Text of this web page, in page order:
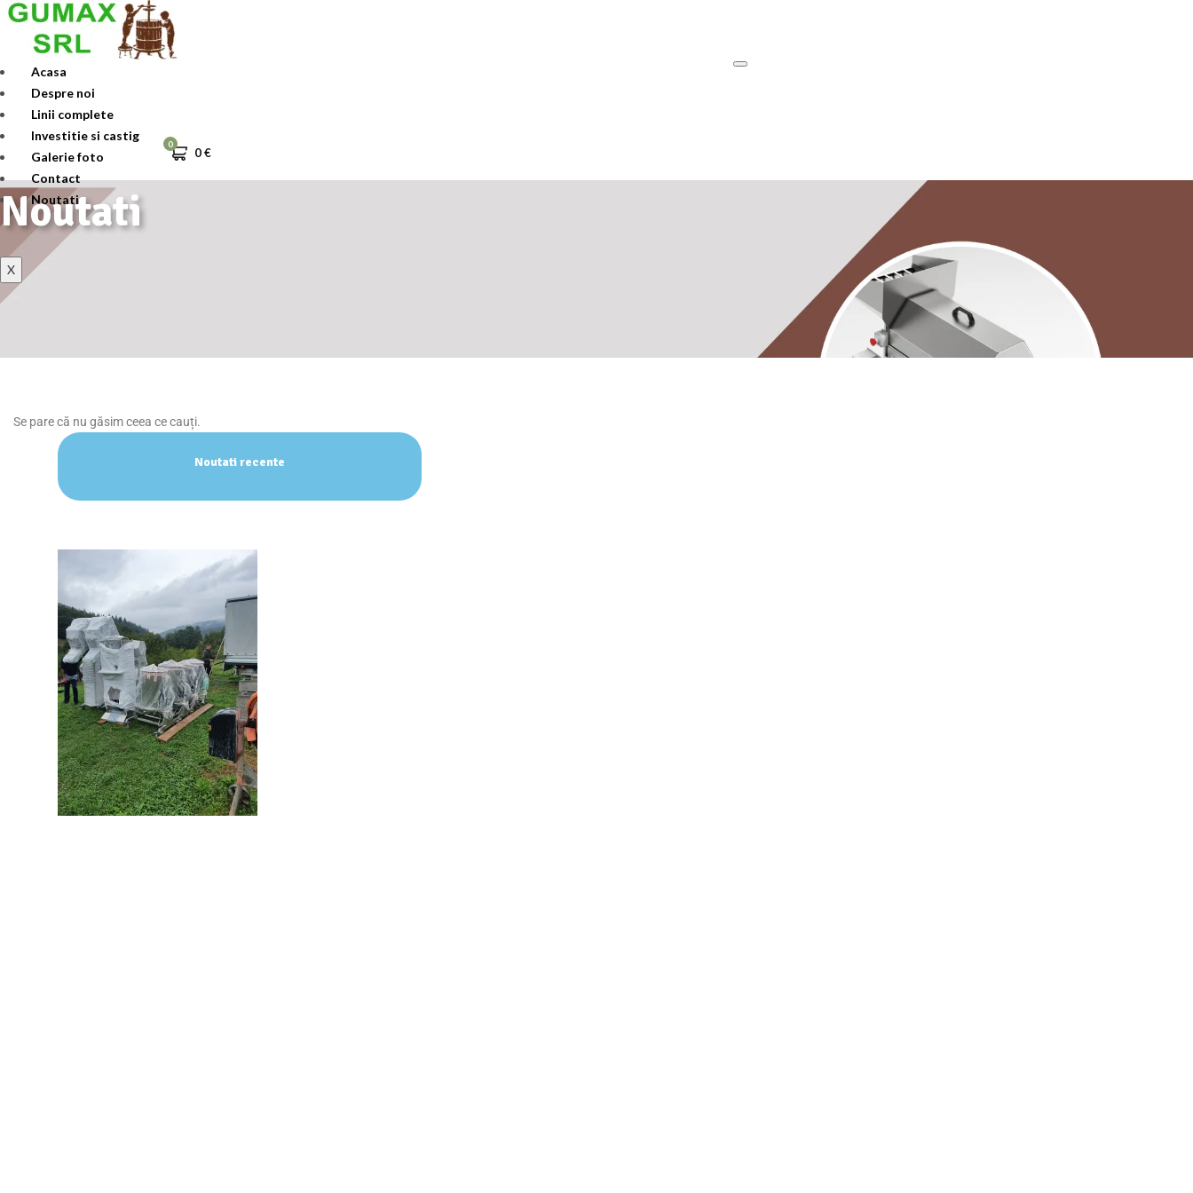
Skip
content
Acasa
Despre noi
Linii complete
Investitie si castig
Galerie foto
Contact
Noutati
X
0
0€
Noutati
Se pare că nu găsim ceea ce cauți.
Noutati recente